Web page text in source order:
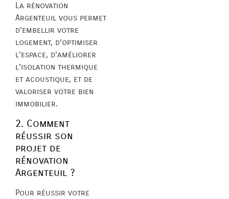
La rénovation
Argenteuil vous permet
d’embellir votre
logement, d’optimiser
l’espace, d’améliorer
l’isolation thermique
et acoustique, et de
valoriser votre bien
immobilier.
2. Comment
réussir son
projet de
rénovation
Argenteuil ?
Pour réussir votre